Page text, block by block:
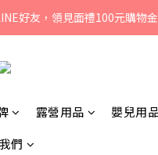
，服務時間：周一至周五 早
好友，領見面禮100元購物金
露營用品 嬰兒用
們